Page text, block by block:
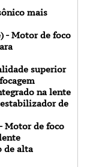
mais
- Motor de foco
superior
na lente
de
Motor de foco
de alta